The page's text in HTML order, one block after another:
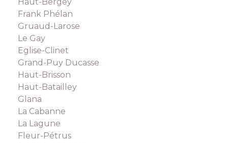
Haut-Bergey
Frank Phélan
Gruaud-Larose
Le Gay
Eglise-Clinet
Grand-Puy Ducasse
Haut-Brisson
Haut-Batailley
Glana
La Cabanne
La Lagune
Fleur-Pétrus